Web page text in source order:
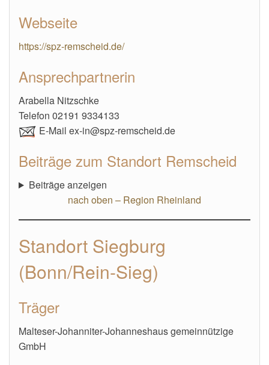
Webseite
https://spz-remscheid.de/
Ansprechpartnerin
Arabella Nitzschke
Telefon 02191 9334133
E-Mail ex-in@spz-remscheid.de
Beiträge zum Standort Remscheid
Beiträge anzeigen
nach oben – Region Rheinland
Standort Siegburg
(Bonn/Rein-Sieg)
Träger
Malteser-Johanniter-Johanneshaus gemeinnützige
GmbH